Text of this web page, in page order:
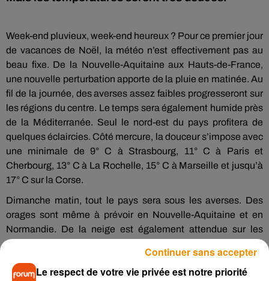
Week-end pluvieux, week-end heureux ? Pour ce premier jour
de vacances de Noël, la météo n’est effectivement pas au
beau fixe. De la Nouvelle-Aquitaine aux Hauts-de-France,
une nouvelle perturbation apporte de la pluie en matinée. Au
fil de la journée, des averses assez faibles progresseront sur
les régions du centre. Le temps sera également humide près
de la Méditerranée. Seul le nord-est du pays profitera de
quelques éclaircies. Côté mercure, la douceur s’impose avec
une minimale de 9° C à Strasbourg, 11° C à Paris et
Cherbourg, 13° C à La Rochelle, 15° C à Marseille et jusqu’à
17° C sur la Corse.
Dimanche matin, tout le pays sera sous les averses. Des
orages sont même à prévoir en Nouvelle-Aquitaine et en
Normandie. De la neige est également attendue sur les
Alpes. Dans l’après-midi, le ciel se dégagera quelque peu à
l’ouest apportant quelques éclaircies et de rares averses. Les
pluies seront plus soutenues et orageuses à l’est,
Le respect de votre vie privée est notre priorité
Continuer sans accepter